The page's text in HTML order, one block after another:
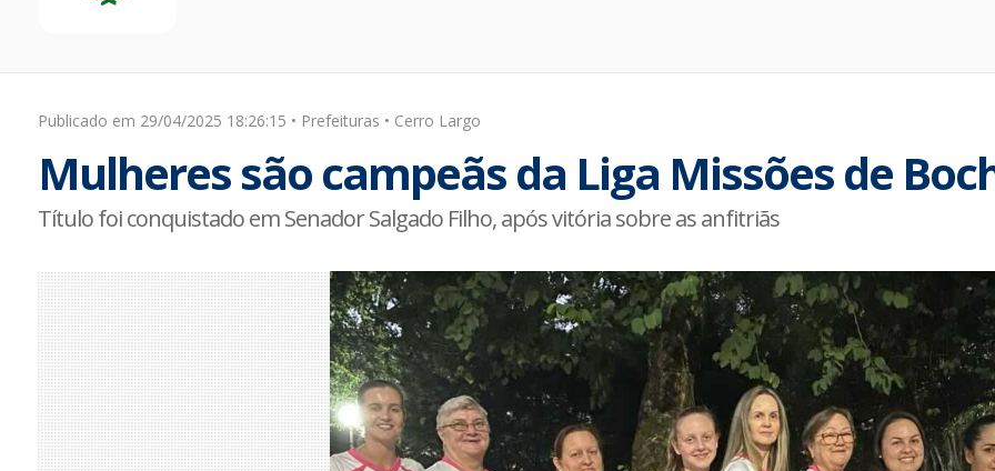
Publicado em 29/04/2025 18:26:15 • Prefeituras • Cerro Largo
Mulheres são campeãs da Liga Missões de
Título foi conquistado em Senador Salgado Filho, após vitória sobre as anfitriãs